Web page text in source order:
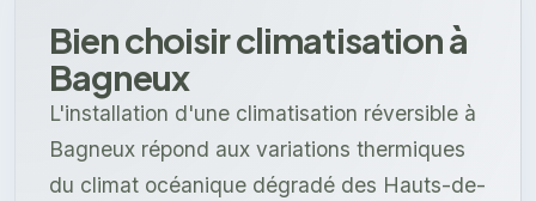
Bien choisir climatisation à
Bagneux
L'installation d'une climatisation réversible à
Bagneux répond aux variations thermiques
du climat océanique dégradé des Hauts-de-